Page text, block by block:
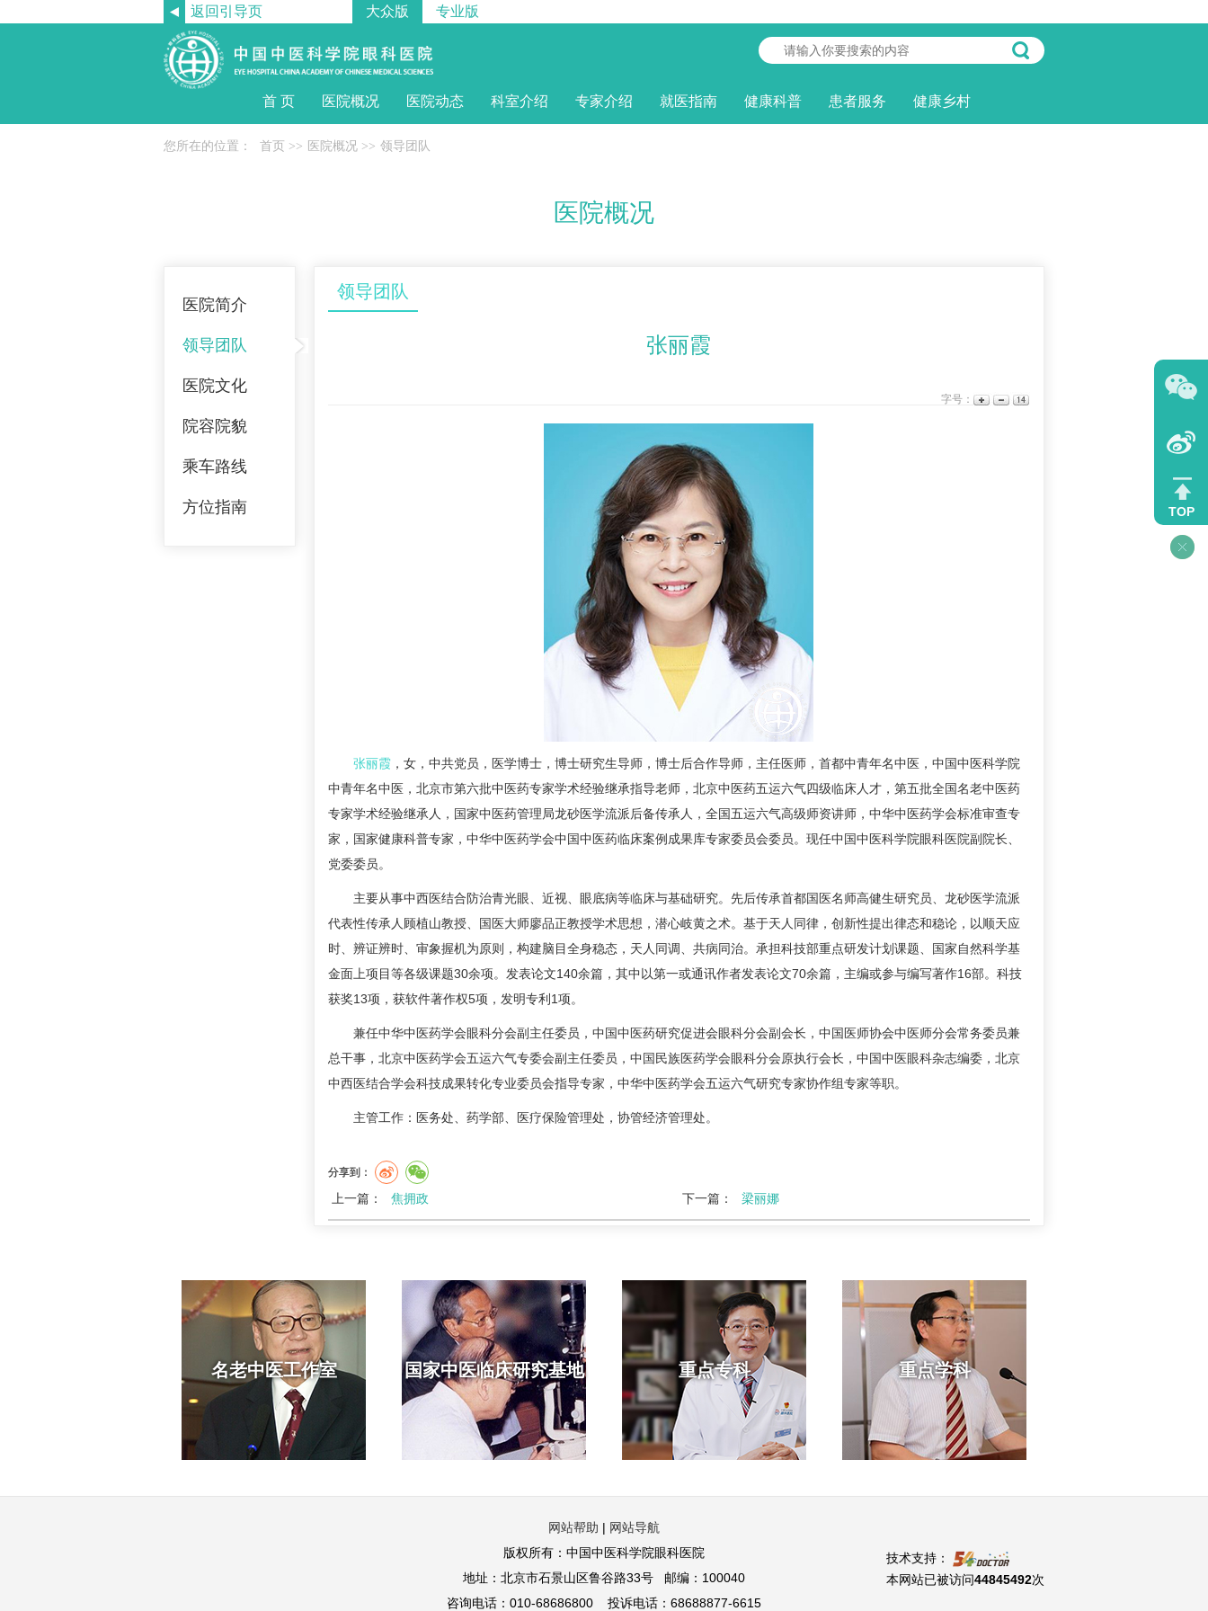
返回引导页 大众版 专业版
首 页 医院概况 医院动态 科室介绍 专家介绍 就医指南 健康科普 患者服务 健康乡村
您所在的位置： 首页 >> 医院概况 >> 领导团队
医院概况
医院简介
领导团队
医院文化
院容院貌
乘车路线
方位指南
领导团队
张丽霞
字号：
张丽霞，女，中共党员，医学博士，博士研究生导师，博士后合作导师，主任医师，首都中青年名中医，中国中医科学院
中青年名中医，北京市第六批中医药专家学术经验继承指导老师，北京中医药五运六气四级临床人才，第五批全国名老中医药
专家学术经验继承人，国家中医药管理局龙砂医学流派后备传承人，全国五运六气高级师资讲师，中华中医药学会标准审查专
家，国家健康科普专家，中华中医药学会中国中医药临床案例成果库专家委员会委员。现任中国中医科学院眼科医院副院长、
党委委员。
主要从事中西医结合防治青光眼、近视、眼底病等临床与基础研究。先后传承首都国医名师高健生研究员、龙砂医学流派
代表性传承人顾植山教授、国医大师廖品正教授学术思想，潜心岐黄之术。基于天人同律，创新性提出律态和稳论，以顺天应
时、辨证辨时、审象握机为原则，构建脑目全身稳态，天人同调、共病同治。承担科技部重点研发计划课题、国家自然科学基
金面上项目等各级课题30余项。发表论文140余篇，其中以第一或通讯作者发表论文70余篇，主编或参与编写著作16部。科技
获奖13项，获软件著作权5项，发明专利1项。
兼任中华中医药学会眼科分会副主任委员，中国中医药研究促进会眼科分会副会长，中国医师协会中医师分会常务委员兼
总干事，北京中医药学会五运六气专委会副主任委员，中国民族医药学会眼科分会原执行会长，中国中医眼科杂志编委，北京
中西医结合学会科技成果转化专业委员会指导专家，中华中医药学会五运六气研究专家协作组专家等职。
主管工作：医务处、药学部、医疗保险管理处，协管经济管理处。
分享到：
上一篇： 焦拥政 下一篇： 梁丽娜
名老中医工作室 国家中医临床研究基地 重点专科 重点学科
网站帮助 | 网站导航
版权所有：中国中医科学院眼科医院
地址：北京市石景山区鲁谷路33号 邮编：100040
咨询电话：010-68686800 投诉电话：68688877-6615
技术支持：
本网站已被访问44845492次
TOP